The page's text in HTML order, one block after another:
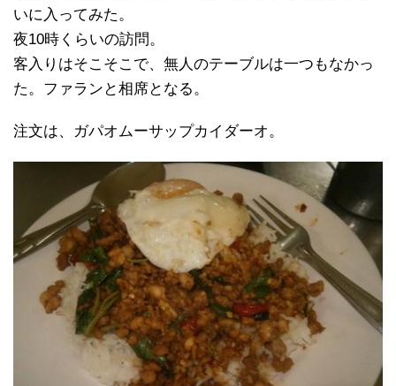
いに入ってみた。
夜10時くらいの訪問。
客入りはそこそこで、無人のテーブルは一つもなかっ
た。ファランと相席となる。
注文は、ガパオムーサップカイダーオ。